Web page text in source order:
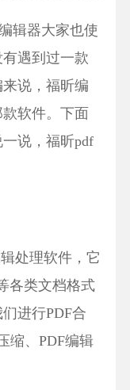
辑器大家也使
遇到过一款
说，福昕编
软件。下面
说，福昕pdf
处理软件，它
各类文档格式
进行PDF合
缩、PDF编辑